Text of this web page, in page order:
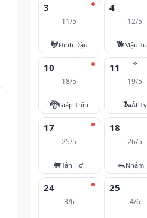
3
11/5
🐓Đinh Dậu
4
12/5
🐕Mậu
10
18/5
🐉Giáp Thìn
⭐
11
19/5
🐍Ất Tỵ
17
25/5
🐖Tân Hợi
18
26/5
🐀Nhâm
24
3/6
25
4/6